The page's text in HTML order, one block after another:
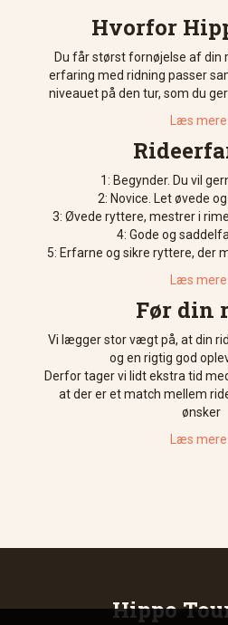
Hvorfor
Du får størst fornøjelse af din
erfaring med ridning passer
niveauet på den tur, som du
Læs mere
1: Begynder. Du vil
2: Novice. Let øvede
3: Øvede ryttere, mestrer i
4: Gode og
5: Erfarne og sikre ryttere, der
Læs mere
Før din
Vi lægger stor vægt på, at din
og en rigtig god
Derfor tager vi lidt ekstra tid
at der er et match mellem
ønsker
Læs mere
Hippo